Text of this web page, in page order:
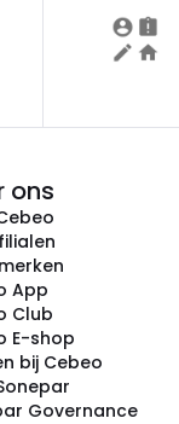
ons
App
Club
E-shop
bij Cebeo
Governance